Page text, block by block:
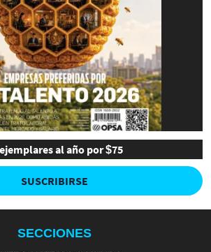
al año por $75
SUSCRIBIRSE
SECCIONES